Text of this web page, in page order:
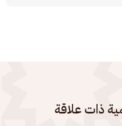
ذات علاقة